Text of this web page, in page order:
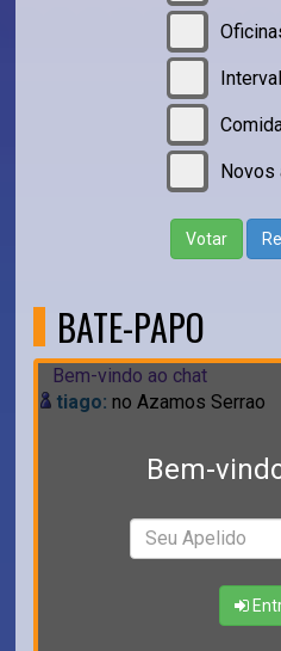
Novos
Votar
BATE-PAPO
Bem-
Bem-vindo ao chat
tiago: no Azamos Serrao